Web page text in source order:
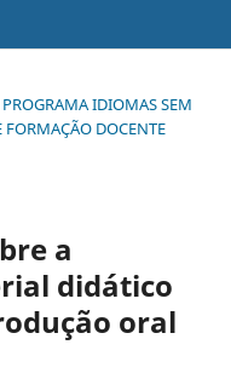
IDIOMAS SEM
DOCENTE
a
didático
oral